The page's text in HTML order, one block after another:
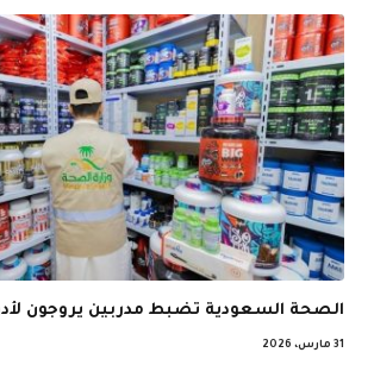
الصحة السعودية تضبط مدربين يروجون
31 مارس، 2026